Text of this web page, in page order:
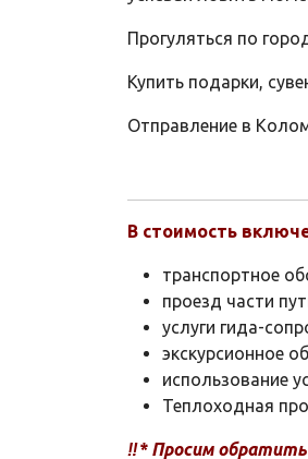
Прогуляться по
Купить подарки,
Отправление в
В стоимость
транспортное
проезд части
услуги гида-
экскурсионное
использование
Теплоходная
‼* Просим обратить